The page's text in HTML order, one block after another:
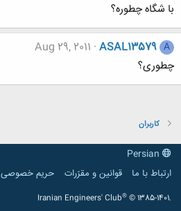
با شگاه چطوره؟
A
ASAL13579
Aug 29, 2011
چطوری؟
کاربران
ارتباط با ما
قوانین و مقرّرات حریم خصوصی
Iranian Engineers' Club® © 1385-1401.